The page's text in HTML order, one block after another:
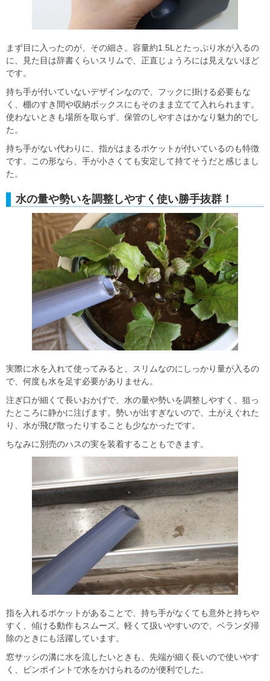
まず目に入ったのが、その細さ。容量約1.5Lとたっぷり水が入るの
に、見た目は辞書くらいスリムで、正直じょうろには見えないほど
です。
持ち手が付いていないデザインなので、フックに掛ける必要もな
く、棚のすき間や収納ボックスにもそのまま立てて入れられます。
使わないときも場所を取らず、保管のしやすさはかなり魅力的でし
た。
持ち手がない代わりに、指がはまるポケットが付いているのも特徴
です。この形なら、手が小さくても安定して持てそうだと感じまし
た。
水の量や勢いを調整しやすく使い勝手抜群！
実際に水を入れて使ってみると、スリムなのにしっかり量が入るの
で、何度も水を足す必要がありません。
注ぎ口が細くて長いおかげで、水の量や勢いを調整しやすく、狙っ
たところに静かに注げます。勢いが出すぎないので、土がえぐれた
り、水が飛び散ったりすることも少なかったです。
ちなみに別売のハスの実を装着することもできます。
指を入れるポケットがあることで、持ち手がなくても意外と持ちや
すく、傾ける動作もスムーズ。軽くて扱いやすいので、ベランダ掃
除のときにも活躍しています。
窓サッシの溝に水を流したいときも、先端が細く長いので使いやす
く、ピンポイントで水をかけられるのが便利でした。